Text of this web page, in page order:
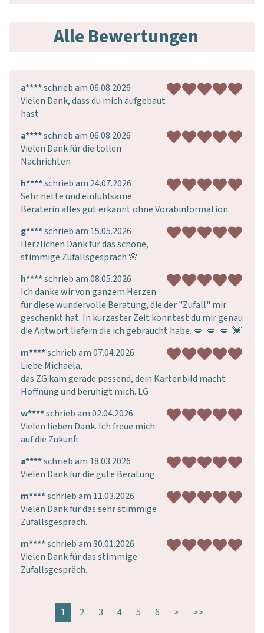
Alle Bewertungen
a****schrieb am 06.08.2026
Vielen Dank, dass du mich aufgebaut
hast
a****schrieb am 06.08.2026
Vielen Dank für die tollen
Nachrichten
h****schrieb am 24.07.2026
Sehr nette und einfühlsame
Beraterin alles gut erkannt ohne Vorabinformation
g****schrieb am 15.05.2026
Herzlichen Dank für das schöne,
stimmige Zufallsgespräch 🌸
h****schrieb am 08.05.2026
Ich danke wir von ganzem Herzen
für diese wundervolle Beratung, die der "Zufall" mir
geschenkt hat. In kurzester Zeit konntest du mir genau
die Antwort liefern die ich gebraucht habe. 💋  💋  💋  💓
m****schrieb am 07.04.2026
Liebe Michaela,
das ZG kam gerade passend, dein Kartenbild macht
Hoffnung und beruhigt mich. LG
w****schrieb am 02.04.2026
Vielen lieben Dank. Ich freue mich
auf die Zukunft.
a****schrieb am 18.03.2026
Vielen Dank für die gute Beratung
m****schrieb am 11.03.2026
Vielen Dank für das sehr stimmige
Zufallsgespräch.
m****schrieb am 30.01.2026
Vielen Dank für das stimmige
Zufallsgespräch.
1 2 3 4 5 6 > >>